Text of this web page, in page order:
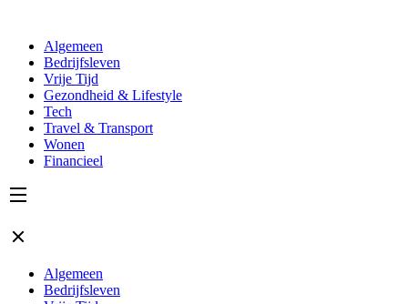
Algemeen
Bedrijfsleven
Vrije Tijd
Gezondheid & Lifestyle
Tech
Travel & Transport
Wonen
Financieel
Algemeen
Bedrijfsleven